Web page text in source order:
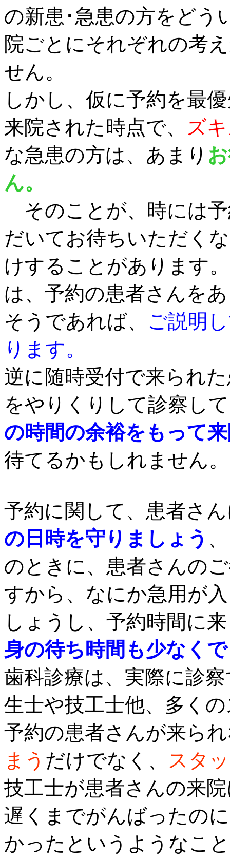
の新患･急患の方をどう
院ごとにそれぞれの考
せん。
しかし、仮に予約を最
来院された時点で、
ズ
な急患の方は、あまり
ん。
そのことが、時には
だいてお待ちいただく
けすることがあります
は、予約の患者さんを
そうであれば、 ご説明
ります。
逆に随時受付で来られ
をやりくりして診察し
の時間の余裕をもって
待てるかもしれません。
予約に関して、患者さ
の日時を守りましょう
のときに、患者さんの
すから、なにか急用が
しょうし、予約時間に
身の待ち時間も少なく
歯科診療は、実際に診
生士や技工士他、多く
予約の患者さんが来ら
まう だけでなく、
スタ
技工士が患者さんの来
遅くまでがんばったの
かったというようなこ